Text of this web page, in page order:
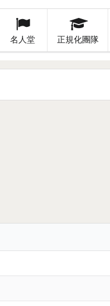
名人堂 正規化團隊